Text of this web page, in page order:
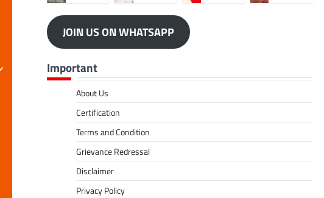
JOIN US ON WHATSAPP
Important
About Us
Certification
Terms and Condition
Grievance Redressal
Disclaimer
Privacy Policy